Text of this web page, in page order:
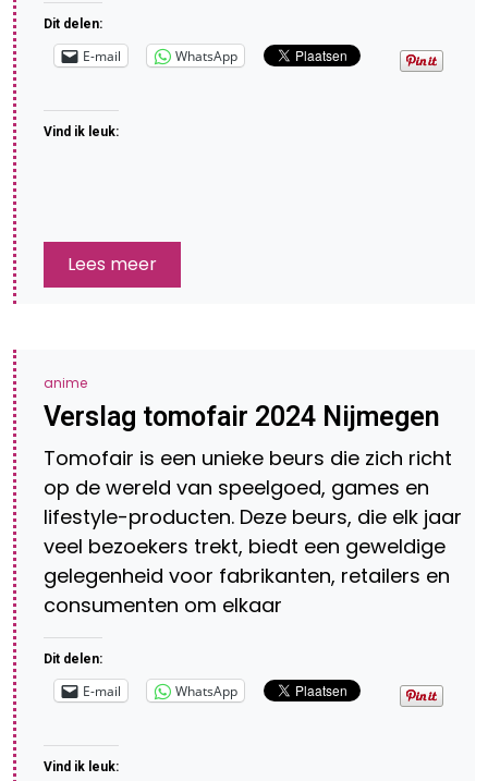
Dit delen:
E-mail WhatsApp
Vind ik leuk:
Lees meer
anime
Verslag tomofair 2024 Nijmegen
Tomofair is een unieke beurs die zich richt
op de wereld van speelgoed, games en
lifestyle-producten. Deze beurs, die elk jaar
veel bezoekers trekt, biedt een geweldige
gelegenheid voor fabrikanten, retailers en
consumenten om elkaar
Dit delen:
E-mail WhatsApp
Vind ik leuk: